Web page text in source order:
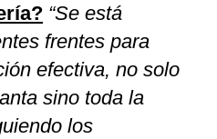
“Se está
frentes para
efectiva, no solo
sino toda la
los